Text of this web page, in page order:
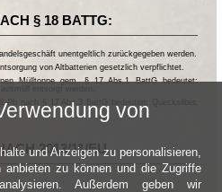
§ 18 BATTG:
unentgeltlich zurückgegeben werden.
von Altbatterien gesetzlich verpflichtet.
Mülltonne gem. § 17 Abs.1 BattG bedeutet:
Pb nach § 17 Abs.3 BattG bedeuten: Quecksilber,
2013/11/EU
von
und Anzeigen zu personalisieren,
anbieten zu können und die Zugriffe
Außerdem geben wir